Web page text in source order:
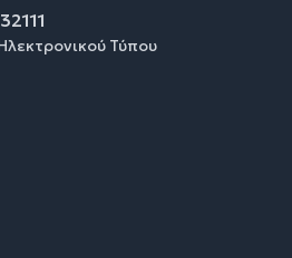
Τύπου